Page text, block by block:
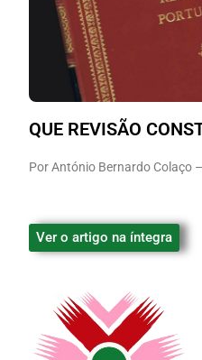
QUE REVISÃO
Por António Bernardo Colaço
Ver o artigo na íntegra